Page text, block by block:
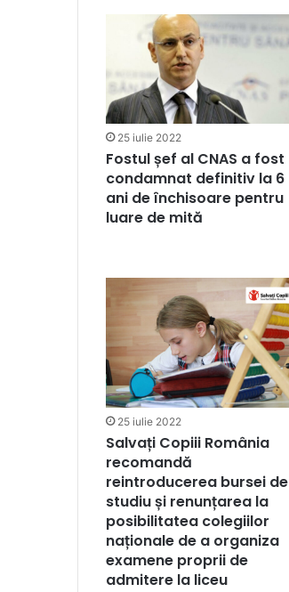
25 iulie 2022
Fostul șef al CNAS a fost
condamnat definitiv la 6
ani de închisoare pentru
luare de mită
25 iulie 2022
Salvați Copiii România
recomandă
reintroducerea bursei de
studiu și renunțarea la
posibilitatea colegiilor
naționale de a organiza
examene proprii de
admitere la liceu